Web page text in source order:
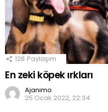
128 Paylaşım
En zeki köpek ırkları
Ajanimo
25 Ocak 2022, 22:34